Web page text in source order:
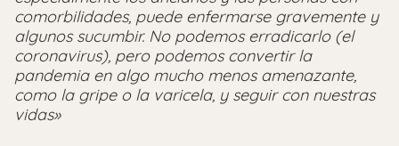
comorbilidades, puede enfermarse gravemente y
algunos sucumbir. No podemos erradicarlo (el
coronavirus), pero podemos convertir la
pandemia en algo mucho menos amenazante,
como la gripe o la varicela, y seguir con nuestras
vidas»